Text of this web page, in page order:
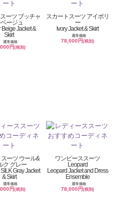
ーツ ブッチャ
ージュ
Beige Jacket &
Skirt
通常価格
円(税別)
スカートスーツ アイボリ
ー
Ivory Jacket & Skirt
通常価格
78,000円 (税別)
ーツ ウール&
ク グレー
Gray Jacket
& Skirt
通常価格
円(税別)
ワンピーススーツ
Leopard
Leopard Jacket and Dress
Ensemble
通常価格
78,000円 (税別)